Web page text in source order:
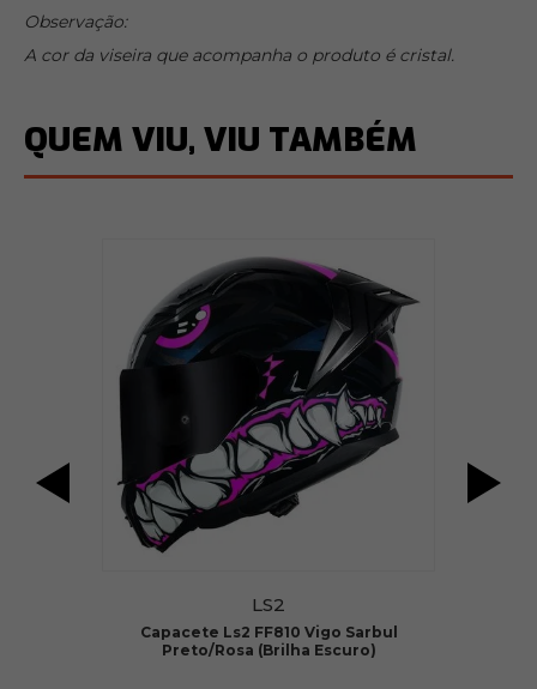
Observação:
A cor da viseira que acompanha o produto é cristal.
QUEM VIU, VIU TAMBÉM
LS2
Capacete Ls2 FF810 Vigo Sarbul
Preto/Rosa (Brilha Escuro)